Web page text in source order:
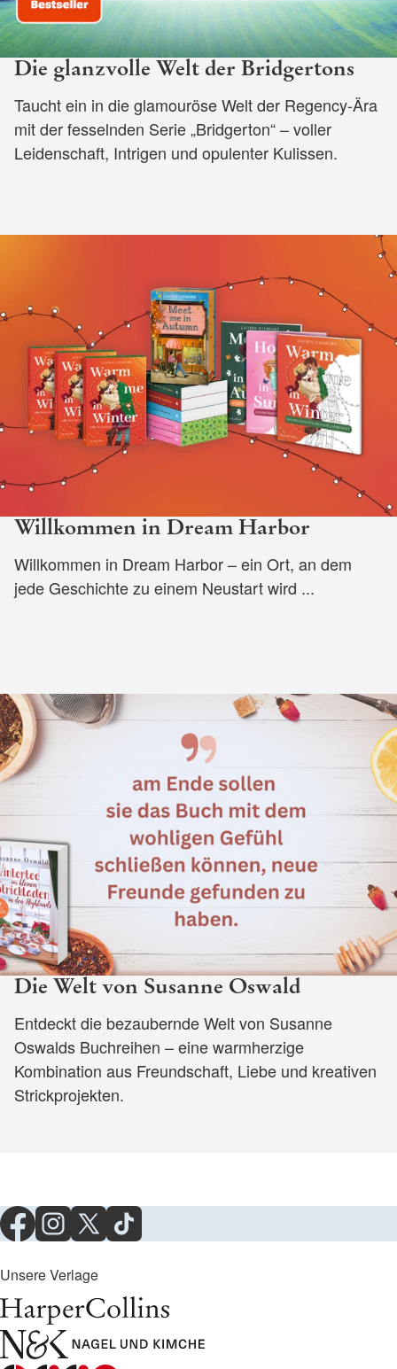
Die glanzvolle Welt der Bridgertons
Taucht ein in die glamouröse Welt der Regency-Ära
mit der fesselnden Serie „Bridgerton“ – voller
Leidenschaft, Intrigen und opulenter Kulissen.
Willkommen in Dream Harbor
Willkommen in Dream Harbor – ein Ort, an dem
jede Geschichte zu einem Neustart wird ...
Die Welt von Susanne Oswald
Entdeckt die bezaubernde Welt von Susanne
Oswalds Buchreihen – eine warmherzige
Kombination aus Freundschaft, Liebe und kreativen
Strickprojekten.
Unsere Verlage